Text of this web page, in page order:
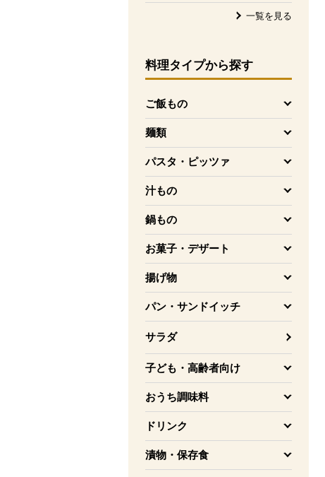
一覧を見る
料理タイプから探す
ご飯もの
を開く
麺類
を開く
パスタ・ピッツァ
を開く
汁もの
を開く
鍋もの
を開く
お菓子・デザート
を開く
揚げ物
を開く
パン・サンドイッチ
を開く
サラダ
子ども・高齢者向け
を開く
おうち調味料
を開く
ドリンク
を開く
漬物・保存食
を開く